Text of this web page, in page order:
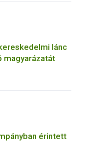
lánc
magyarázatát
érintett